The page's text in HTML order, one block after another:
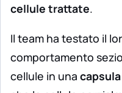
cellule trattate.
Il team ha testato il
comportamento
cellule in una